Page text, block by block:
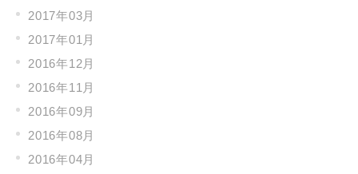
2017年03月
2017年01月
2016年12月
2016年11月
2016年09月
2016年08月
2016年04月